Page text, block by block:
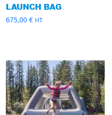
LAUNCH BAG
675,00 € HT